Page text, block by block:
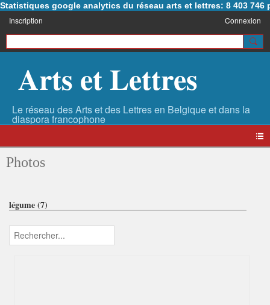
Statistiques google analytics du réseau arts et lettres: 8 403 746
Inscription Connexion
Arts et Lettres
Photos
légume (7)